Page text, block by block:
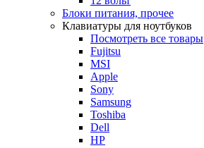
Блоки питания, прочее
Клавиатуры для ноутбуков
Посмотреть все товары
Fujitsu
MSI
Apple
Sony
Samsung
Toshiba
Dell
HP